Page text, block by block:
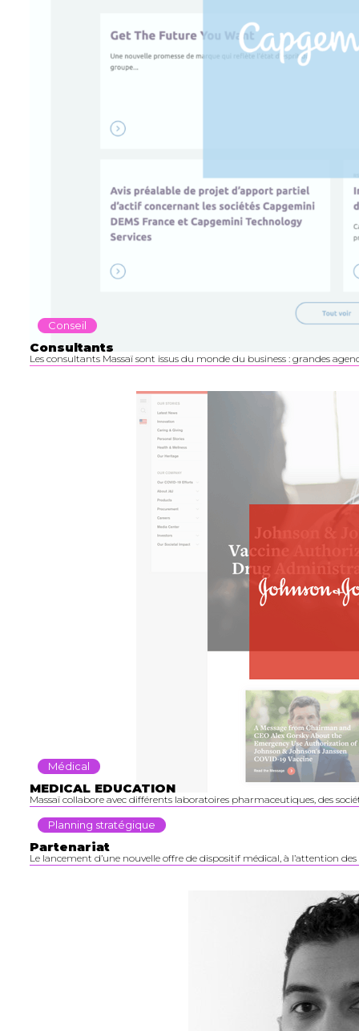
Conseil
Consultants
Les consultants Massaï sont issus du monde du business : grandes
Médical
MEDICAL EDUCATION
Massaï collabore avec différents laboratoires pharmaceutiques, des
Planning stratégique
Partenariat
Le lancement d’une nouvelle offre de dispositif médical, à l’attention